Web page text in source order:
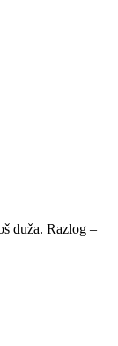
duža. Razlog –